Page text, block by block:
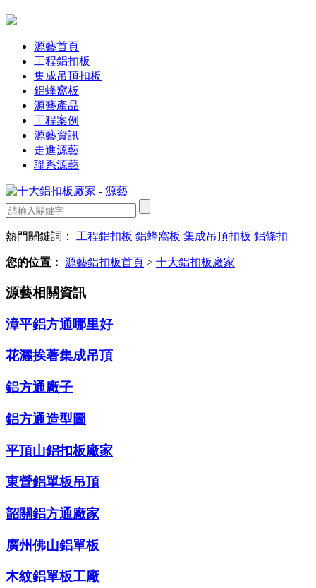
源藝首頁
工程鋁扣板
集成吊頂扣板
鋁蜂窩板
源藝產品
工程案例
源藝資訊
走進源藝
聯系源藝
熱門關鍵詞： 工程鋁扣板 鋁蜂窩板 集成吊頂扣板 鋁條扣
您的位置： 源藝鋁扣板首頁 > 十大鋁扣板廠家
源藝相關資訊
漳平鋁方通哪里好
花灑挨著集成吊頂
鋁方通廠子
鋁方通造型圖
平頂山鋁扣板廠家
東營鋁單板吊頂
韶關鋁方通廠家
廣州佛山鋁單板
木紋鋁單板工廠